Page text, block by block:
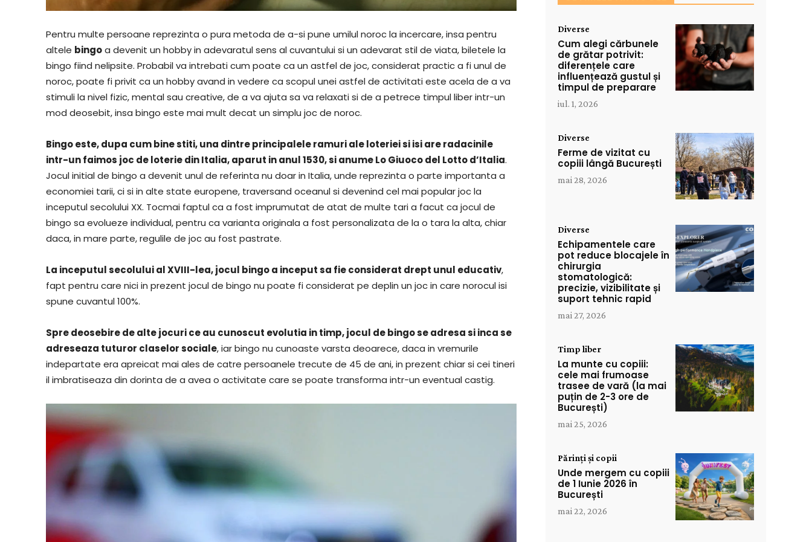
Pentru multe persoane reprezinta o pura metoda de a-si pune umilul noroc la incercare, insa pentru
altele bingoa devenit un hobby in adevaratul sens al cuvantului si un adevarat stil de viata, biletele la
bingo fiind nelipsite. Probabil va intrebati cum poate ca un astfel de joc, considerat practic a fi unul de
noroc, poate fi privit ca un hobby avand in vedere ca scopul unei astfel de activitati este acela de a va
stimuli la nivel fizic, mental sau creative, de a va ajuta sa va relaxati si de a petrece timpul liber intr-un
mod deosebit, insa bingo este mai mult decat un simplu joc de noroc.
Bingo este, dupa cum bine stiti, una dintre principalele ramuri ale loteriei si isi are radacinile
intr-un faimos joc de loterie din Italia, aparut in anul 1530, si anume Lo Giuoco del Lotto d’Italia.
Jocul initial de bingo a devenit unul de referinta nu doar in Italia, unde reprezinta o parte importanta a
economiei tarii, ci si in alte state europene, traversand oceanul si devenind cel mai popular joc la
inceputul secolului XX. Tocmai faptul ca a fost imprumutat de atat de multe tari a facut ca jocul de
bingo sa evolueze individual, pentru ca varianta originala a fost personalizata de la o tara la alta, chiar
daca, in mare parte, regulile de joc au fost pastrate.
La inceputul secolului al XVIII-lea, jocul bingo a inceput sa fie considerat drept unul educativ,
fapt pentru care nici in prezent jocul de bingo nu poate fi considerat pe deplin un joc in care norocul isi
spune cuvantul 100%.
Spre deosebire de alte jocuri ce au cunoscut evolutia in timp, jocul de bingo se adresa si inca se
adreseaza tuturor claselor sociale, iar bingo nu cunoaste varsta deoarece, daca in vremurile
indepartate era apreicat mai ales de catre persoanele trecute de 45 de ani, in prezent chiar si cei tineri
il imbratiseaza din dorinta de a avea o activitate care se poate transforma intr-un eventual castig.
Diverse
Cum alegi cărbunele
de grătar potrivit:
diferențele care
influențează gustul și
timpul de preparare
iul. 1, 2026
Diverse
Ferme de vizitat cu
copiii lângă București
mai 28, 2026
Diverse
Echipamentele care
pot reduce blocajele în
chirurgia
stomatologică:
precizie, vizibilitate și
suport tehnic rapid
mai 27, 2026
Timp liber
La munte cu copiii:
cele mai frumoase
trasee de vară (la mai
puțin de 2-3 ore de
București)
mai 25, 2026
Părinți și copii
Unde mergem cu copiii
de 1 Iunie 2026 în
București
mai 22, 2026